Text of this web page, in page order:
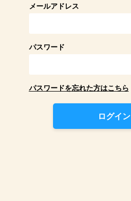
メールアドレス
パスワード
パスワードを忘れた方はこちら
ログイン